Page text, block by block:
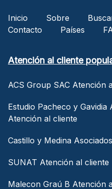
Inicio Sobre
Contacto
Países
Atención al cliente
ACS Group SAC Atención
Estudio Pacheco y
Atención al cliente
Castillo y Medina
SUNAT Atención al cliente
Malecon Graú B Atención